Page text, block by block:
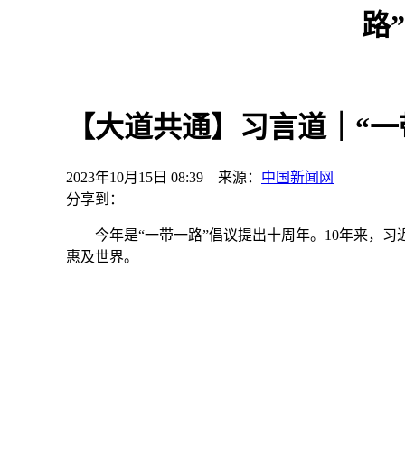
路
【大道共通】习言道｜“
2023年10月15日 08:39 来源： 中国新闻网
分享到：
今年是“一带一路”倡议提出十周年。10年来，习
惠及世界。